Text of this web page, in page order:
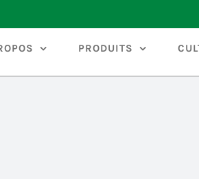
PRODUITS